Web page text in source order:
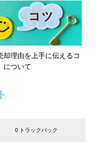
却理由を上手に伝えるコ
について
0 トラックバック